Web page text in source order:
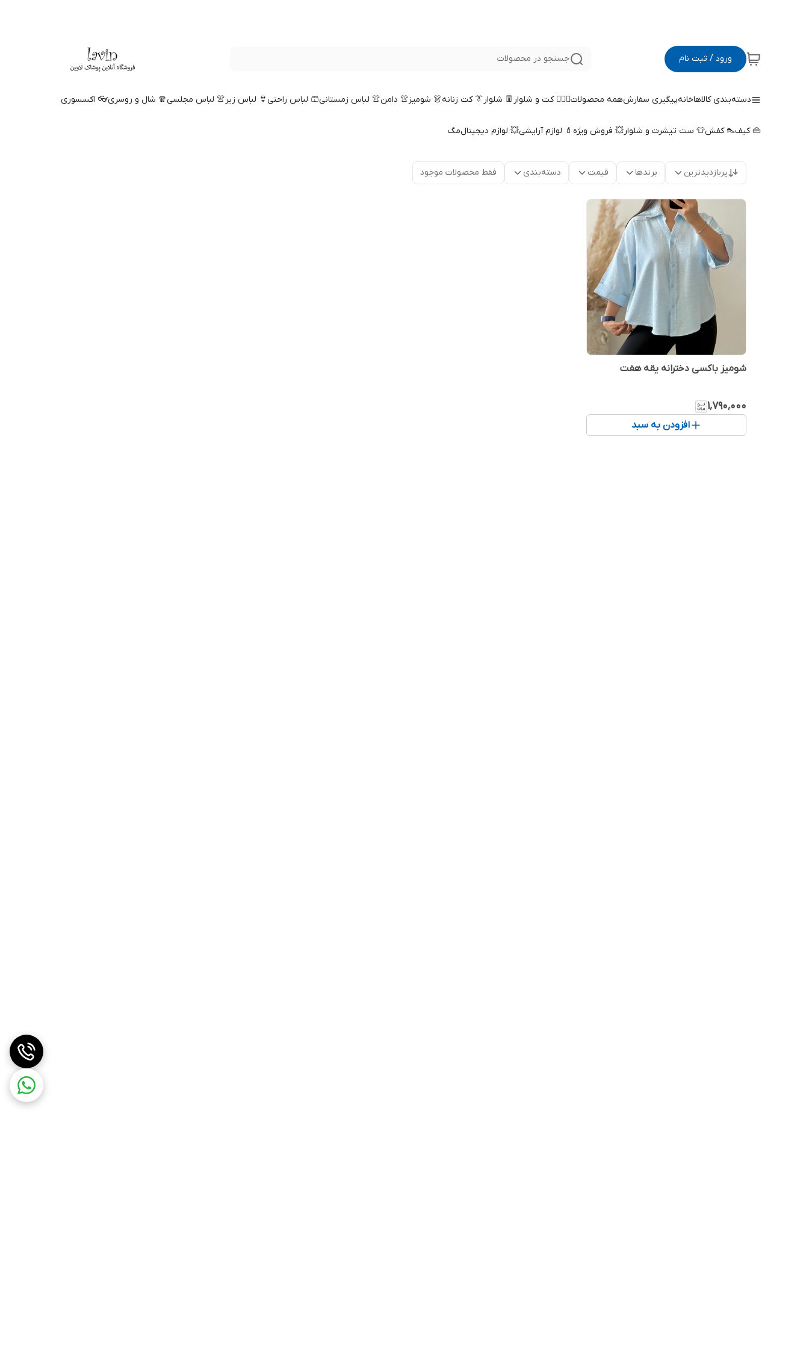
ورود / ثبت نام جستجو در محصولات
دسته‌بندی کالاهاخانهپیگیری سفارشهمه محصولات🤵🏻‍♀️ کت و شلوار 👖 شلوار👔 کت زنانه👗 شومیز👚 دامن👚 لباس زمستانی🩳 لباس راحتی👙 لباس زیر👚 لباس مجلسی🧣 شال و روسری👓 اکسسوری
👜 کیف👠 کفش👕 ست تیشرت و شلوار💥 فروش ویژه 💄 لوازم آرایشی💥 لوازم دیجیتالمگ
پربازدیدترین برندها قیمت دسته‌بندی فقط محصولات موجود
شومیز باکسی دخترانه یقه هفت
۱٬۷۹۰٬۰۰۰
افزودن به سبد